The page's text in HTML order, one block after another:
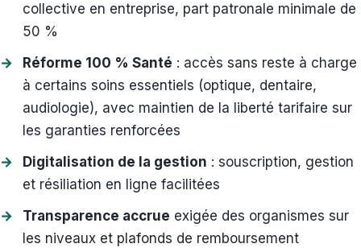
collective en entreprise, part patronale minimale de
50 %
Réforme 100 % Santé : accès sans reste à charge
à certains soins essentiels (optique, dentaire,
audiologie), avec maintien de la liberté tarifaire sur
les garanties renforcées
Digitalisation de la gestion : souscription, gestion
et résiliation en ligne facilitées
Transparence accrue exigée des organismes sur
les niveaux et plafonds de remboursement